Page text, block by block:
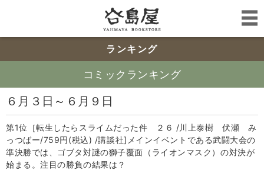
ランキング
コミックランキング
６月３日～６月９日
第1位［転生したらスライムだった件 ２６ /川上泰樹 伏瀬 み
っつばー/759円(税込) /講談社]メインイベントである武闘大会の
準決勝では、ゴブタ対謎の獅子覆面（ライオンマスク）の対決が
始まる。注目の勝負の結果は？